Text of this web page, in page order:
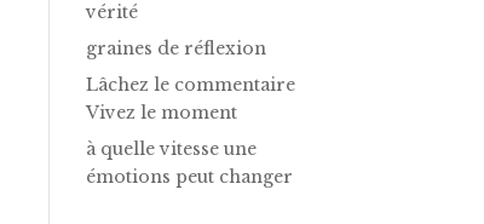
vérité
graines de réflexion
Lâchez le commentaire
Vivez le moment
à quelle vitesse une
émotions peut changer